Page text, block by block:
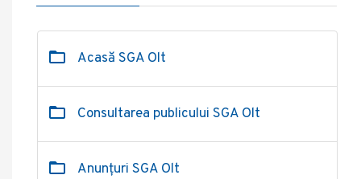
Acasă SGA Olt
Consultarea publicului SGA Olt
Anunțuri SGA Olt